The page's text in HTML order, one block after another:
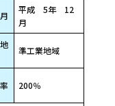
平成 5年 12
月
準工業地域
200％